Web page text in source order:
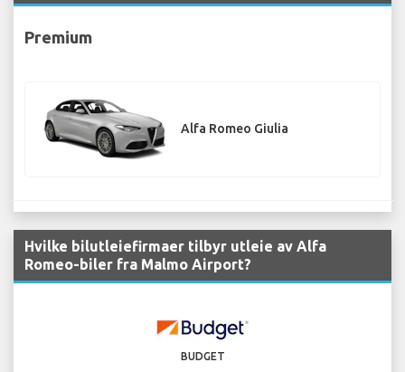
Premium
Alfa Romeo Giulia
Hvilke bilutleiefirmaer tilbyr utleie av Alfa
Romeo-biler fra Malmo Airport?
BUDGET